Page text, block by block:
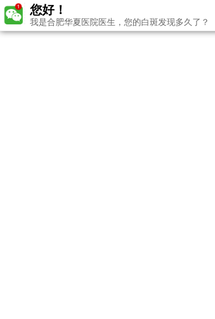
您好！
我是合肥华夏医院医生，您的白斑发现多久了？